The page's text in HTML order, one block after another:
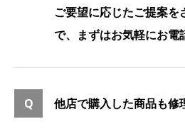
ご要望に応じたご提案を
で、まずはお気軽にお電
他店で購入した商品も修